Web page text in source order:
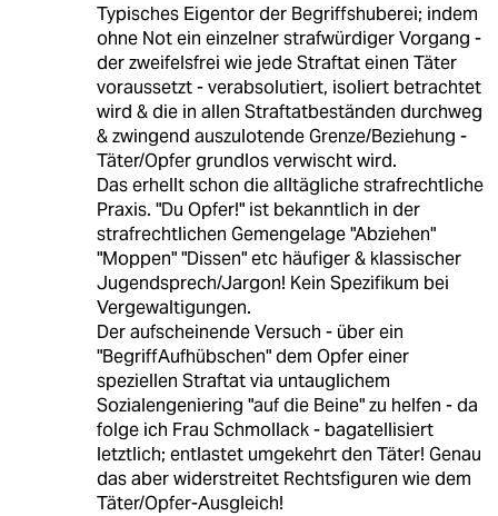
Typisches Eigentor der Begriffshuberei; indem
ohne Not ein einzelner strafwürdiger Vorgang -
der zweifelsfrei wie jede Straftat einen Täter
voraussetzt - verabsolutiert, isoliert betrachtet
wird & die in allen Straftatbeständen durchweg
& zwingend auszulotende Grenze/Beziehung -
Täter/Opfer grundlos verwischt wird.
Das erhellt schon die alltägliche strafrechtliche
Praxis. "Du Opfer!" ist bekanntlich in der
strafrechtlichen Gemengelage "Abziehen"
"Moppen" "Dissen" etc häufiger & klassischer
Jugendsprech/Jargon! Kein Spezifikum bei
Vergewaltigungen.
Der aufscheinende Versuch - über ein
"BegriffAufhübschen" dem Opfer einer
speziellen Straftat via untauglichem
Sozialengeniering "auf die Beine" zu helfen - da
folge ich Frau Schmollack - bagatellisiert
letztlich; entlastet umgekehrt den Täter! Genau
das aber widerstreitet Rechtsfiguren wie dem
Täter/Opfer-Ausgleich!